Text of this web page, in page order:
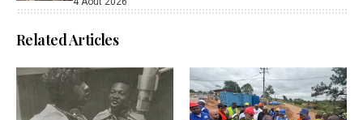
Related Articles